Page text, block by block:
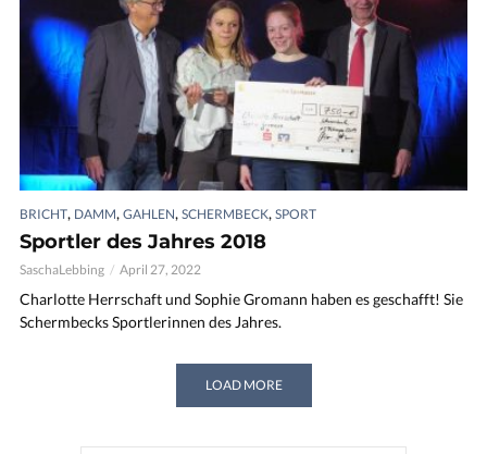
BRICHT, DAMM, GAHLEN, SCHERMBECK, SPORT
Sportler des Jahres 2018
SaschaLebbing April 27, 2022
Charlotte Herrschaft und Sophie Gromann haben es geschafft! Sie
Schermbecks Sportlerinnen des Jahres.
LOAD MORE